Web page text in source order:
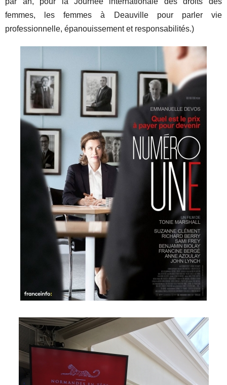
femmes, les femmes à Deauville pour parler vie
professionnelle, épanouissement et responsabilités.)